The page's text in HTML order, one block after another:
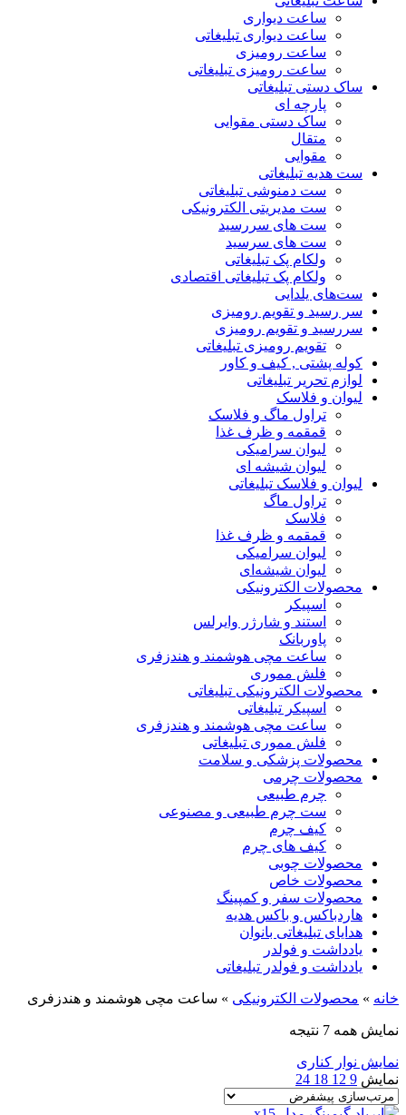
ساعت دیواری
ساعت دیواری تبلیغاتی
ساعت رومیزی
ساعت رومیزی تبلیغاتی
ساک دستی تبلیغاتی
پارچه ای
ساک دستی مقوایی
متقال
مقوایی
ست هدیه تبلیغاتی
ست دمنوشی تبلیغاتی
ست مدیریتی الکترونیکی
ست های سررسید
ست های سرسید
ولکام پک تبلیغاتی
ولکام پک تبلیغاتی اقتصادی
ست‌های یلدایی
سر رسید و تقویم رومیزی
سررسید و تقویم رومیزی
تقویم رومیزی تبلیغاتی
کوله پشتی , کیف و کاور
لوازم تحریر تبلیغاتی
لیوان و فلاسک
تراول ماگ و فلاسک
قمقمه و ظرف غذا
لیوان سرامیکی
لیوان شیشه ای
لیوان و فلاسک تبلیغاتی
تراول ماگ
فلاسک
قمقمه و ظرف غذا
لیوان سرامیکی
لیوان شیشه‌ای
محصولات الکترونیکی
اسپیکر
استند و شارژر وایرلس
پاوربانک
ساعت مچی هوشمند و هندزفری
فلش مموری
محصولات الکترونیکی تبلیغاتی
اسپیکر تبلیغاتی
ساعت مچی هوشمند و هندزفری
فلش مموری تبلیغاتی
محصولات پزشکی و سلامت
محصولات چرمی
چرم طبیعی
ست چرم طبیعی و مصنوعی
کیف چرم
کیف های چرم
محصولات چوبی
محصولات خاص
محصولات سفر و کمپینگ
هاردباکس و باکس هدیه
هدایای تبلیغاتی بانوان
یادداشت و فولدر
یادداشت و فولدر تبلیغاتی
خانه » محصولات الکترونیکی » ساعت مچی هوشمند و هندزفری
نمایش همه 7 نتیجه
نمایش نوار کناری
نمایش 9
12
18
24